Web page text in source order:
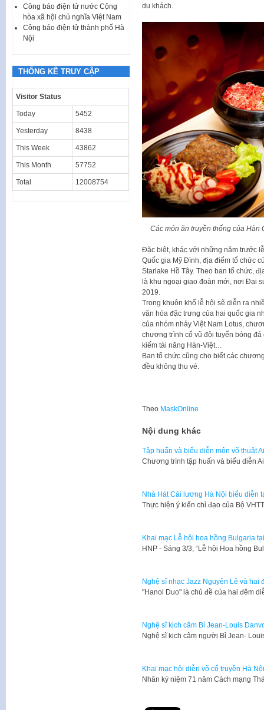
du khách.
Các món ăn truyền thống của Hàn
Đặc biệt, khác với những năm trước
Quốc gia Mỹ Đình, địa điểm tổ chức
Starlake Hồ Tây. Theo ban tổ chức,
là khu ngoại giao đoàn mới, nơi Đại
2019.
Trong khuôn khổ lễ hội sẽ diễn ra
văn hóa đặc trưng của hai quốc gia
của nhóm nhảy Việt Nam Lotus,
chương trình cổ vũ đội tuyển bóng
kiếm tài năng Hàn-Việt…
Ban tổ chức cũng cho biết các
đều không thu vé.
Theo MaskOnline
Nội dung khác
Tập huấn và biểu diễn môn võ thuật
​Chương trình tập huấn và biểu diễn
Nhà Hát Cải lương Hà Nội biểu diễn
Thực hiện ý kiến chỉ đạo của Bộ
Khai mạc Lễ hội hoa hồng Bulgaria
HNP - Sáng 3/3, “Lễ hội Hoa hồng
Nghệ sĩ nhạc Jazz Nguyên Lê và hai
"Hanoi Duo" là chủ đề của hai đêm
Nghệ sĩ kịch câm Bỉ Jean-Louis
Nghệ sĩ kịch câm người Bỉ Jean-
Khai mạc hội diễn võ cổ truyền Hà
Nhân kỷ niệm 71 năm Cách mạng
Công báo điện tử nước Cộng
hòa xã hội chủ nghĩa Việt Nam
Công báo điện tử thành phố Hà
Nội
THỐNG KÊ TRUY CẬP
Visitor Status
Today 5452
Yesterday 8438
This Week 43862
This Month 57752
Total 12008754